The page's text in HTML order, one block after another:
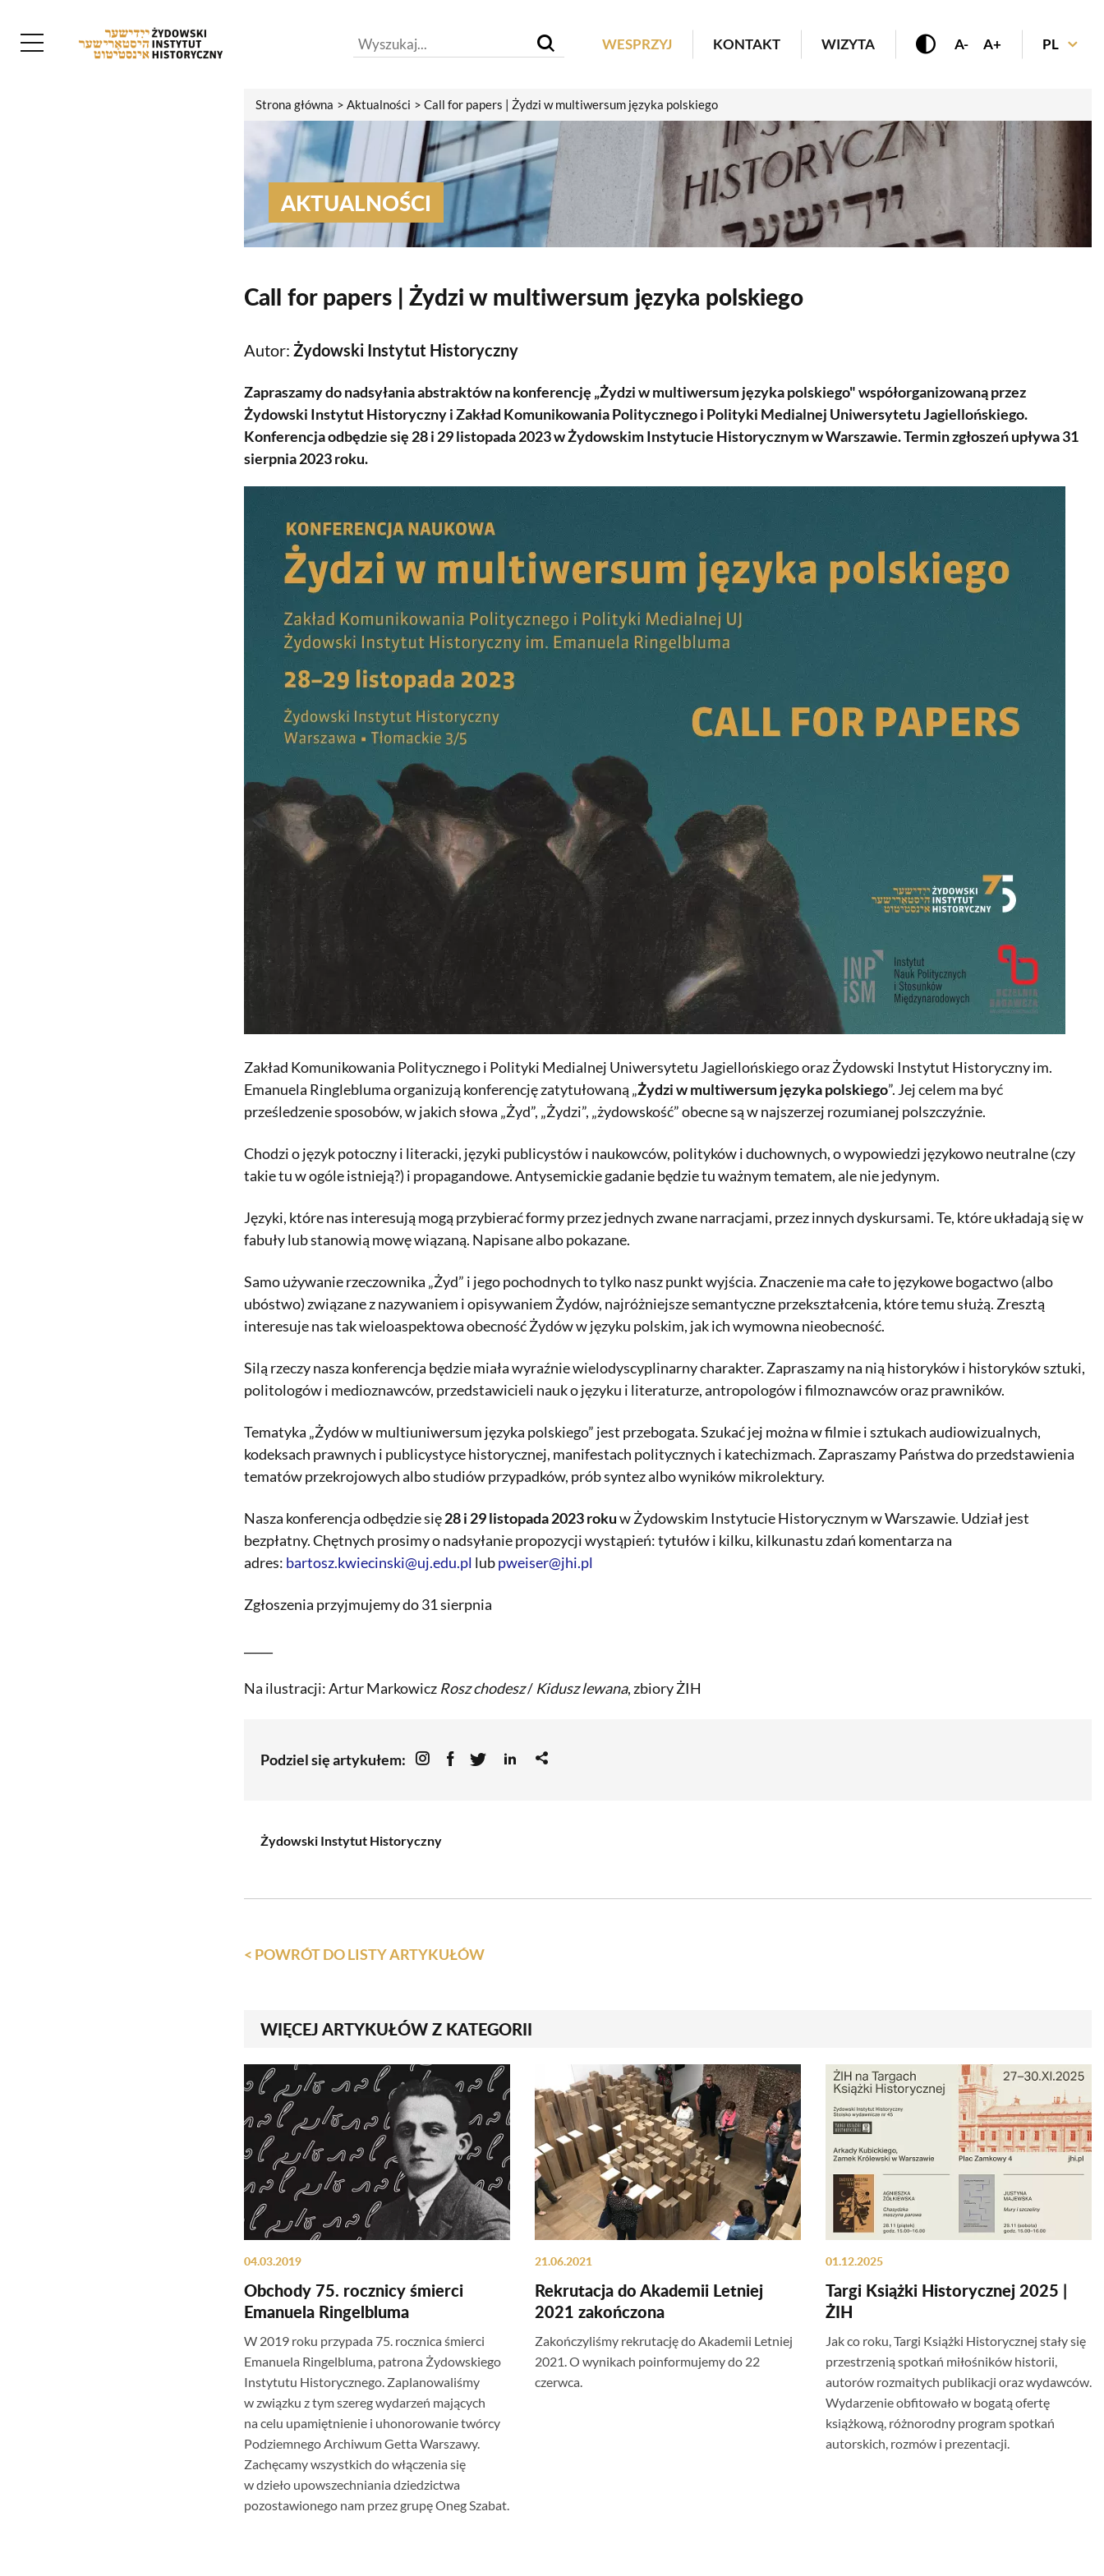
Header Menu
WESPRZYJ KONTAKT WIZYTA A- A+ PL
Strona główna Aktualności Call for papers | Żydzi w multiwersum języka polskiego
AKTUALNOŚCI
Call for papers | Żydzi w multiwersum języka polskiego
Autor: Żydowski Instytut Historyczny
Zapraszamy do nadsyłania abstraktów na konferencję „Żydzi w multiwersum języka polskiego" współorganizowaną przez
Żydowski Instytut Historyczny i Zakład Komunikowania Politycznego i Polityki Medialnej Uniwersytetu Jagiellońskiego.
Konferencja odbędzie się 28 i 29 listopada 2023 w Żydowskim Instytucie Historycznym w Warszawie. Termin zgłoszeń upływa 31
sierpnia 2023 roku.
Zakład Komunikowania Politycznego i Polityki Medialnej Uniwersytetu Jagiellońskiego oraz Żydowski Instytut Historyczny im.
Emanuela Ringlebluma organizują konferencję zatytułowaną „Żydzi w multiwersum języka polskiego”. Jej celem ma być
prześledzenie sposobów, w jakich słowa „Żyd”, „Żydzi”, „żydowskość” obecne są w najszerzej rozumianej polszczyźnie.
Chodzi o język potoczny i literacki, języki publicystów i naukowców, polityków i duchownych, o wypowiedzi językowo neutralne (czy
takie tu w ogóle istnieją?) i propagandowe. Antysemickie gadanie będzie tu ważnym tematem, ale nie jedynym.
Języki, które nas interesują mogą przybierać formy przez jednych zwane narracjami, przez innych dyskursami. Te, które układają się w
fabuły lub stanowią mowę wiązaną. Napisane albo pokazane.
Samo używanie rzeczownika „Żyd” i jego pochodnych to tylko nasz punkt wyjścia. Znaczenie ma całe to językowe bogactwo (albo
ubóstwo) związane z nazywaniem i opisywaniem Żydów, najróżniejsze semantyczne przekształcenia, które temu służą. Zresztą
interesuje nas tak wieloaspektowa obecność Żydów w języku polskim, jak ich wymowna nieobecność.
Silą rzeczy nasza konferencja będzie miała wyraźnie wielodyscyplinarny charakter. Zapraszamy na nią historyków i historyków sztuki,
politologów i medioznawców, przedstawicieli nauk o języku i literaturze, antropologów i filmoznawców oraz prawników.
Tematyka „Żydów w multiuniwersum języka polskiego” jest przebogata. Szukać jej można w filmie i sztukach audiowizualnych,
kodeksach prawnych i publicystyce historycznej, manifestach politycznych i katechizmach. Zapraszamy Państwa do przedstawienia
tematów przekrojowych albo studiów przypadków, prób syntez albo wyników mikrolektury.
Nasza konferencja odbędzie się28 i 29 listopada 2023 rokuw Żydowskim Instytucie Historycznym w Warszawie. Udział jest
bezpłatny. Chętnych prosimy o nadsyłanie propozycji wystąpień: tytułów i kilku, kilkunastu zdań komentarza na
adres: bartosz.kwiecinski@uj.edu.pl lubpweiser@jhi.pl
Zgłoszenia przyjmujemy do 31 sierpnia
Na ilustracji: Artur Markowicz Rosz chodesz/ Kidusz lewana, zbiory ŻIH
Podziel się artykułem:
Żydowski Instytut Historyczny
< POWRÓT DO LISTY ARTYKUŁÓW
WIĘCEJ ARTYKUŁÓW Z KATEGORII
04.03.2019
Obchody 75. rocznicy śmierci
Emanuela Ringelbluma
W 2019 roku przypada 75. rocznica śmierci
Emanuela Ringelbluma, patrona Żydowskiego
Instytutu Historycznego. Zaplanowaliśmy
w związku z tym szereg wydarzeń mających
na celu upamiętnienie i uhonorowanie twórcy
Podziemnego Archiwum Getta Warszawy.
Zachęcamy wszystkich do włączenia się
w dzieło upowszechniania dziedzictwa
pozostawionego nam przez grupę Oneg Szabat.
21.06.2021
Rekrutacja do Akademii Letniej
2021 zakończona
Zakończyliśmy rekrutację do Akademii Letniej
2021. O wynikach poinformujemy do 22
czerwca.
01.12.2025
Targi Książki Historycznej 2025 |
ŻIH
Jak co roku, Targi Książki Historycznej stały się
przestrzenią spotkań miłośników historii,
autorów rozmaitych publikacji oraz wydawców.
Wydarzenie obfitowało w bogatą ofertę
książkową, różnorodny program spotkań
autorskich, rozmów i prezentacji.